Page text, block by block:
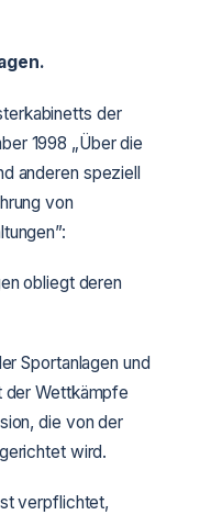
der
1998 „Über die
anderen speziell
von
obliegt deren
Sportanlagen und
der Wettkämpfe
die von der
wird.
verpflichtet,